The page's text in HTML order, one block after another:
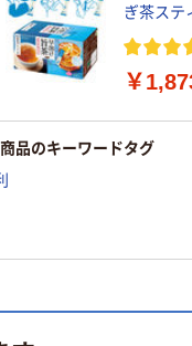
ぎ茶ステ
￥
品のキーワードタグ